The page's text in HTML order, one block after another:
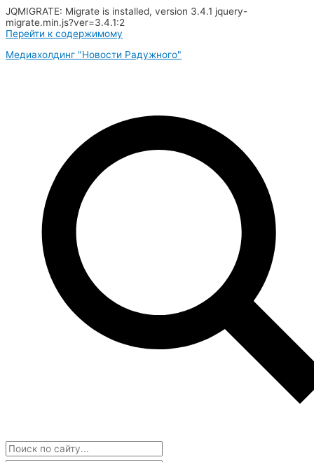
JQMIGRATE: Migrate is installed, version 3.4.1 jquery-
migrate.min.js?ver=3.4.1:2
Перейти к содержимому
Медиахолдинг "Новости Радужного"